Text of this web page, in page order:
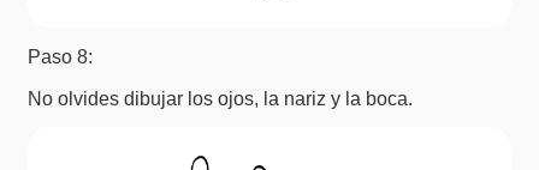
Paso 8:
No olvides dibujar los ojos, la nariz y la boca.